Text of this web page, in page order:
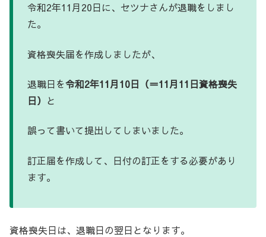
令和2年11月20日に、セツナさんが退職をしまし
た。
資格喪失届を作成しましたが、
退職日を令和2年11月10日（＝11月11日資格喪失
日） と
誤って書いて提出してしまいました。
訂正届を作成して、日付の訂正をする必要があり
ます。
資格喪失日は、退職日の翌日となります。